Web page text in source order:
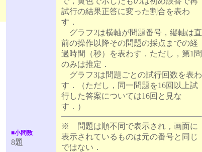
■小問数
8題
試行の結果正答に変った割合を表わ
す．
グラフ2は横軸が問題番号，縦軸は直
前の操作以降その問題の採点までの経
過時間（秒）を表わす．ただし，第1問
のみは推定．
グラフ3は問題ごとの試行回数を表わ
す．（ただし，同一問題を16回以上試
行した答案については16回と見な
す．）
※ 問題は順不同で表示され，画面に
表示されているものは元の番号と同じ
ではない．